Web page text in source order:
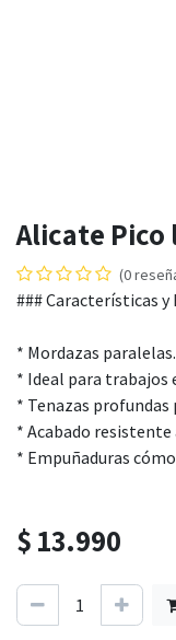
Alicate Pico
(0
### Características y
* Mordazas paralelas.
* Ideal para trabajos
* Tenazas profundas
* Acabado resistente
* Empuñaduras
$13.990